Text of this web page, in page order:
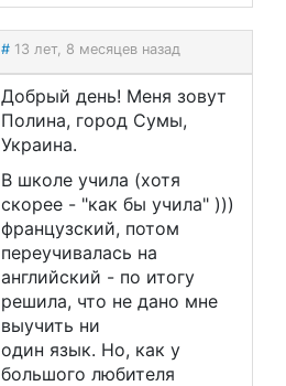
# 13 лет, 8 месяцев назад
Добрый день! Меня зовут
Полина, город Сумы,
Украина.
В школе учила (хотя
скорее - "как бы учила" )))
французский, потом
переучивалась на
английский - по итогу
решила, что не дано мне
выучить ни
один язык. Но, как у
большого любителя